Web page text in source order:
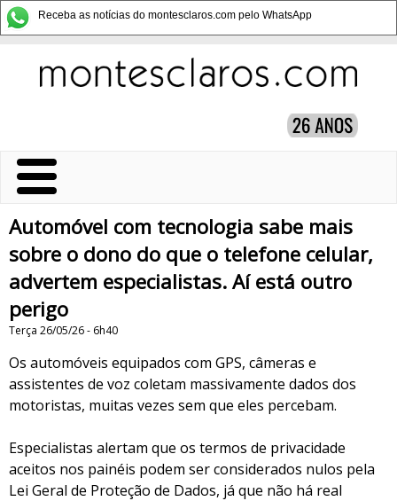
Receba as notícias do montesclaros.com pelo WhatsApp
Automóvel com tecnologia sabe mais
sobre o dono do que o telefone celular,
advertem especialistas. Aí está outro
perigo
Terça 26/05/26 - 6h40
Os automóveis equipados com GPS, câmeras e
assistentes de voz coletam massivamente dados dos
motoristas, muitas vezes sem que eles percebam.
Especialistas alertam que os termos de privacidade
aceitos nos painéis podem ser considerados nulos pela
Lei Geral de Proteção de Dados, já que não há real